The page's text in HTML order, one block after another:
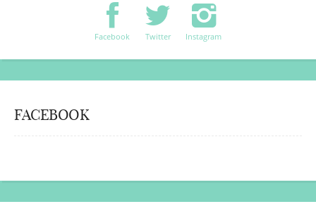
Facebook Twitter Instagram
FACEBOOK